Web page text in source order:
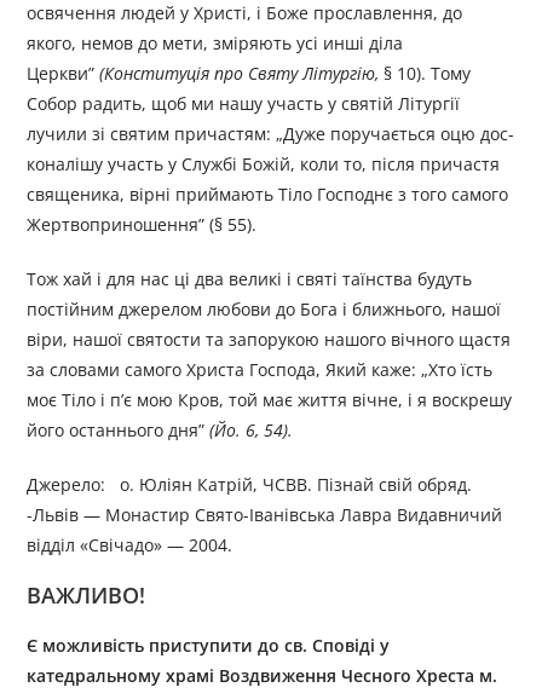
освячення людей у Христі, і Боже прославлення, до
якого, немов до мети, зміряють усі инші діла
Церкви”(Конституція про Святу Літургію, § 10). Тому
Собор радить, щоб ми нашу участь у святій Літургії
лучили зі святим причастям: „Дуже поручається оцю дос­
коналішу участь у Службі Божій, коли то, після причастя
свяще­ника, вірні приймають Тіло Господнє з того самого
Жертвопри­ношення” (§ 55).
Тож хай і для нас ці два великі і святі таїнства будуть
постій­ним джерелом любови до Бога і ближнього, нашої
віри, нашої святости та запорукою нашого вічного щастя
за словами самого Христа Господа, Який каже: „Хто їсть
моє Тіло і п’є мою Кров, той має життя вічне, і я воскрешу
його останнього дня”(Йо. 6, 54).
Джерело: о. Юліян Катрій, ЧСВВ. Пізнай свій обряд.
-Львів — Монастир Свято-Іванівська Лавра Видавничий
відділ «Свічадо» — 2004.
ВАЖЛИВО!
Є можливість приступити до св. Сповіді у
катедральному храмі Воздвиження Чесного Хреста м.